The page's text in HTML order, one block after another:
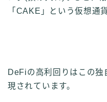
「CAKE」という仮想通
DeFiの高利回りはこの独
現されています。